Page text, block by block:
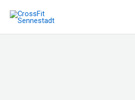
Inhalt
springen